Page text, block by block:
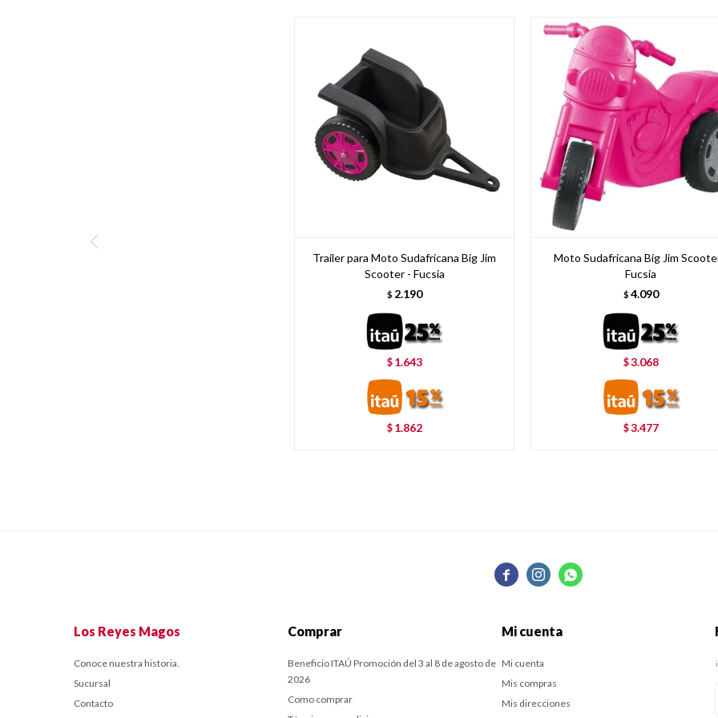
Trailer para Moto Sudafricana Big Jim
Scooter - Fucsia
$ 2.190
$ 1.643
$ 1.862
Moto Sudafricana Big Jim
Fucsia
$ 4.090
$3.068
$3.477
  
Los Reyes Magos
Conoce nuestra historia.
Sucursal
Contacto
Comprar
Beneficio ITAÚ Promoción del 3 al 8 de agosto de
2026
Como comprar
Mi cuenta
Mi cuenta
Mis compras
Mis direcciones